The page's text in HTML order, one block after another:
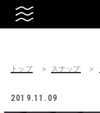
トップ スナップ
2019.11.09